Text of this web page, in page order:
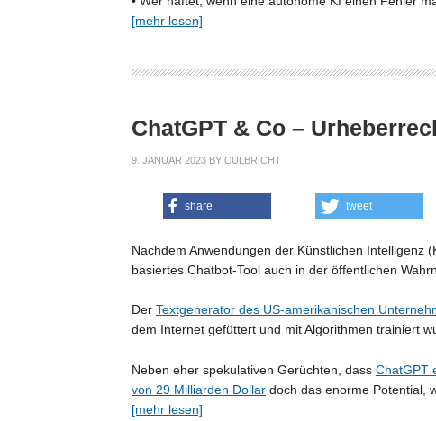
[mehr lesen]
ChatGPT & Co –
9. JANUAR 2023 BY CULBRICHT
share tweet
Nachdem Anwendungen der Künstlichen Intelligenz
basiertes Chatbot-Tool auch in der öffentlichen
Der Textgenerator des US-amerikanischen
dem Internet gefüttert und mit Algorithmen trainiert
Neben eher spekulativen Gerüchten, dass ChatGPT
von 29 Milliarden Dollar doch das enorme Potential,
[mehr lesen]